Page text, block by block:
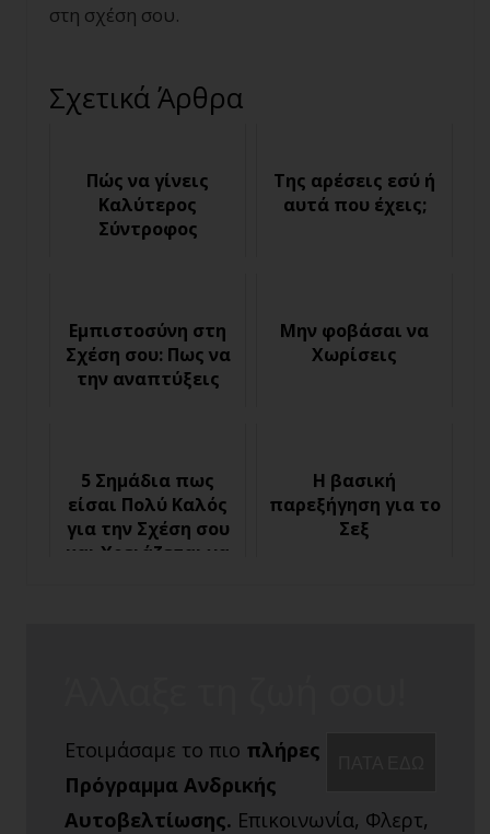
στη σχέση σου.
Σχετικά Άρθρα
Πώς να γίνεις
Καλύτερος
Σύντροφος
Της αρέσεις εσύ ή
αυτά που έχεις;
Εμπιστοσύνη στη
Σχέση σου: Πως να
την αναπτύξεις
Μην φοβάσαι να
Χωρίσεις
5 Σημάδια πως
είσαι Πολύ Καλός
για την Σχέση σου
και Χρειάζεται να
Η βασική
παρεξήγηση για το
Σεξ
Ετοιμάσαμε το πιο πλήρες
Πρόγραμμα Ανδρικής
Αυτοβελτίωσης. Επικοινωνία, Φλερτ,